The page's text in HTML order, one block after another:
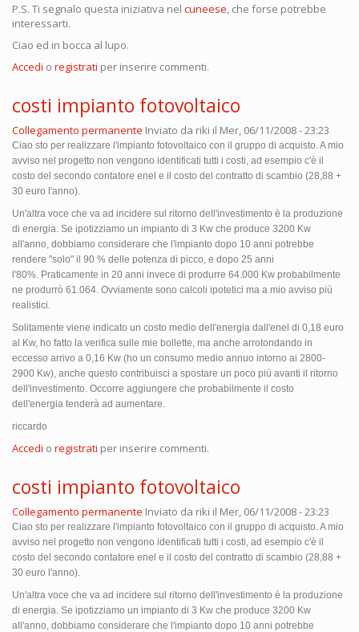
P.S. Ti segnalo questa iniziativa nel cuneese , che forse potrebbe
interessarti.
Ciao ed in bocca al lupo.
Accedi o registrati per inserire commenti.
costi impianto fotovoltaico
Collegamento permanente Inviato da riki il Mer, 06/11/2008 - 23:23
Ciao sto per realizzare l'impianto fotovoltaico con il gruppo di acquisto. A mio
avviso nel progetto non vengono identificati tutti i costi, ad esempio c'è il
costo del secondo contatore enel e il costo del contratto di scambio (28,88 +
30 euro l'anno).
Un'altra voce che va ad incidere sul ritorno dell'investimento è la produzione
di energia. Se ipotizziamo un impianto di 3 Kw che produce 3200 Kw
all'anno, dobbiamo considerare che l'impianto dopo 10 anni potrebbe
rendere "solo" il 90 % delle potenza di picco, e dopo 25 anni
l'80%. Praticamente in 20 anni invece di produrre 64.000 Kw probabilmente
ne produrrò 61.064. Ovviamente sono calcoli ipotetici ma a mio avviso più
realistici.
Solitamente viene indicato un costo medio dell'energia dall'enel di 0,18 euro
al Kw, ho fatto la verifica sulle mie bollette, ma anche arrotondando in
eccesso arrivo a 0,16 Kw (ho un consumo medio annuo intorno ai 2800-
2900 Kw), anche questo contribuisci a spostare un poco più avanti il ritorno
dell'investimento. Occorre aggiungere che probabilmente il costo
dell'energia tenderà ad aumentare.
riccardo
Accedi o registrati per inserire commenti.
costi impianto fotovoltaico
Collegamento permanente Inviato da riki il Mer, 06/11/2008 - 23:23
Ciao sto per realizzare l'impianto fotovoltaico con il gruppo di acquisto. A mio
avviso nel progetto non vengono identificati tutti i costi, ad esempio c'è il
costo del secondo contatore enel e il costo del contratto di scambio (28,88 +
30 euro l'anno).
Un'altra voce che va ad incidere sul ritorno dell'investimento è la produzione
di energia. Se ipotizziamo un impianto di 3 Kw che produce 3200 Kw
all'anno, dobbiamo considerare che l'impianto dopo 10 anni potrebbe